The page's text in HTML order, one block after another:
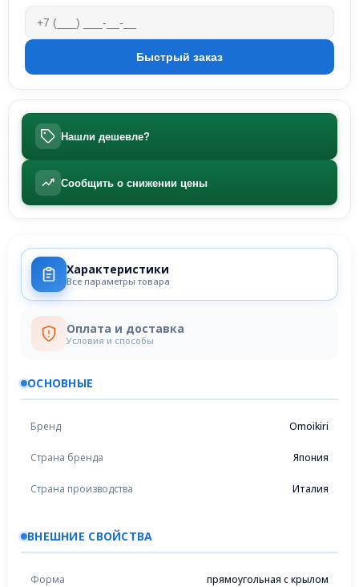
Нашли дешевле?
Сообщить о снижении цены
Характеристики
Все параметры товара
Оплата и доставка
Условия и способы
ОСНОВНЫЕ
Бренд Omoikiri
Страна бренда Япония
Страна производства Италия
ВНЕШНИЕ СВОЙСТВА
Форма прямоугольная с крылом